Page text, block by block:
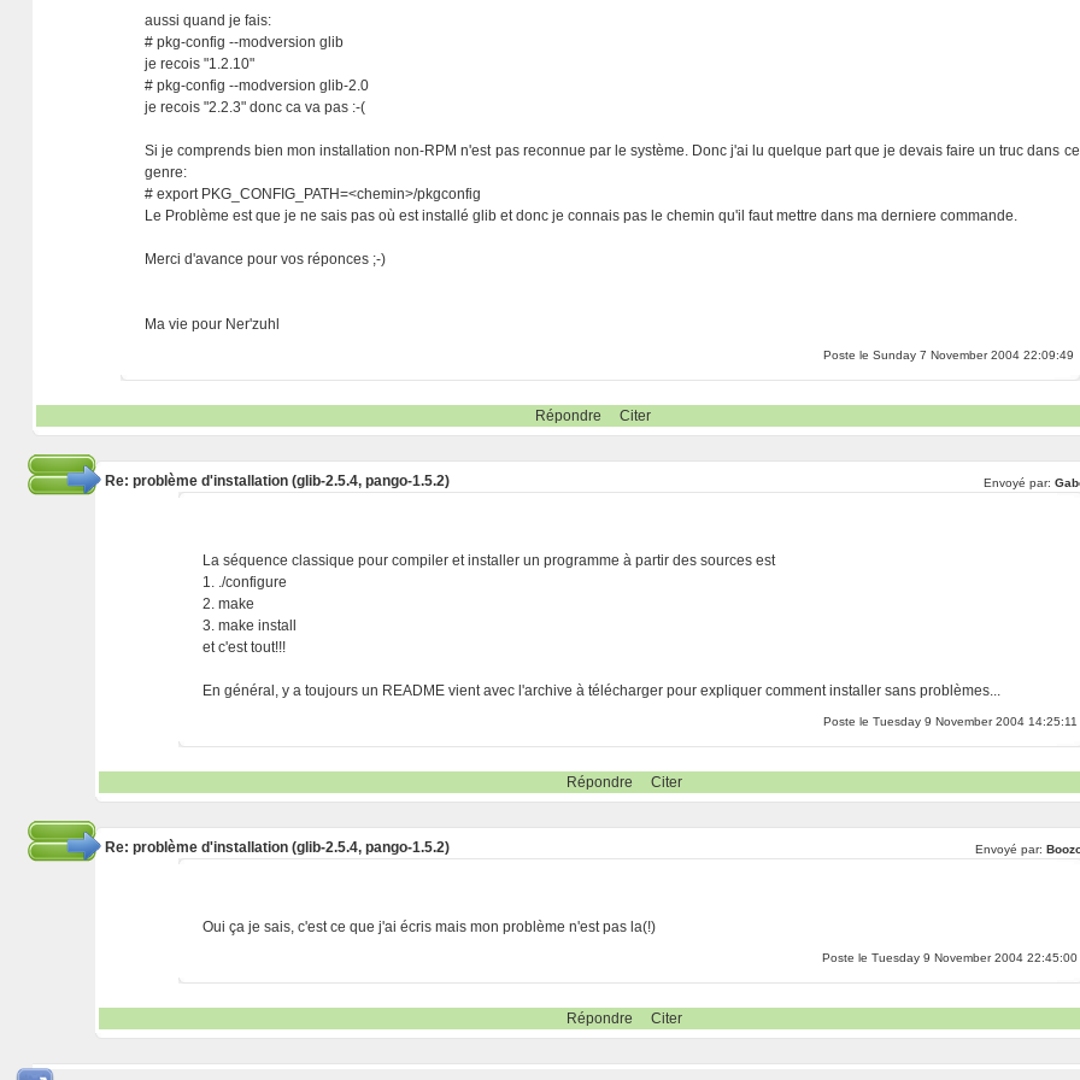
aussi quand je fais:
# pkg-config --modversion glib
je recois "1.2.10"
# pkg-config --modversion glib-2.0
je recois "2.2.3" donc ca va pas :-(
Si je comprends bien mon installation non-RPM n'est pas reconnue par le système. Donc j'ai lu quelque part que je devais faire un truc dans ce
genre:
# export PKG_CONFIG_PATH=<chemin>/pkgconfig
Le Problème est que je ne sais pas où est installé glib et donc je connais pas le chemin qu'il faut mettre dans ma derniere commande.
Merci d'avance pour vos réponces ;-)
Ma vie pour Ner'zuhl
Poste le Sunday 7 November 2004 22:09:49
Répondre Citer
Re: problème d'installation (glib-2.5.4, pango-1.5.2) Envoyé par:
La séquence classique pour compiler et installer un programme à partir des sources est
1. ./configure
2. make
3. make install
et c'est tout!!!
En général, y a toujours un README vient avec l'archive à télécharger pour expliquer comment installer sans problèmes...
Poste le Tuesday 9 November 2004 14:25:11
Répondre Citer
Re: problème d'installation (glib-2.5.4, pango-1.5.2) Envoyé par:
Oui ça je sais, c'est ce que j'ai écris mais mon problème n'est pas la(!)
Poste le Tuesday 9 November 2004 22:45:00
Répondre Citer